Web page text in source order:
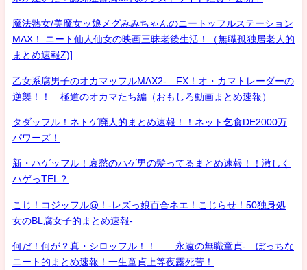
魔法熟女/美魔女ッ娘メグみみちゃんのニートッフルステーション
MAX！ ニート仙人仙女の映画三昧老後生活！（無職孤独居老人的
まとめ速報Z)]
乙女系腐男子のオカマッフルMAX2- FX！オ・カマトレーダーの
逆襲！！ 極道のオカマたち編（おもしろ動画まとめ速報）
タダッフル！ネトゲ廃人的まとめ速報！！ネット乞食DE2000万
パワーズ！
新・ハゲッフル！哀愁のハゲ男の髪ってるまとめ速報！！激しく
ハゲっTEL？
こじ！コジッフル@！-レズっ娘百合ネエ！こじらせ！50独身処
女のBL腐女子的まとめ速報-
何だ！何が？真・シロッフル！！ 永遠の無職童貞- ぼっちな
ニート的まとめ速報！一生童貞上等夜露死苦！